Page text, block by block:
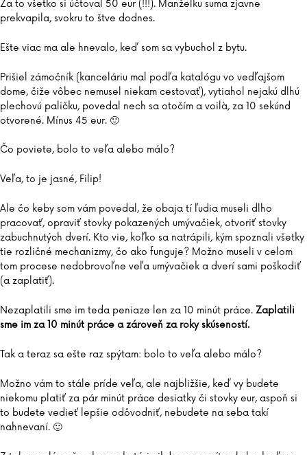
Za to všetko si účtoval 50 eur (!!!). Manželku suma zjavne
prekvapila, svokru to štve dodnes.
Ešte viac ma ale hnevalo, keď som sa vybuchol z bytu.
Prišiel zámočník (kanceláriu mal podľa katalógu vo vedľajšom
dome, čiže vôbec nemusel niekam cestovať), vytiahol nejakú dlhú
plechovú paličku, povedal nech sa otočím a voilà, za 10 sekúnd
otvorené. Mínus 45 eur. 🙂
Čo poviete, bolo to veľa alebo málo?
Veľa, to je jasné, Filip!
Ale čo keby som vám povedal, že obaja tí ľudia museli dlho
pracovať, opraviť stovky pokazených umývačiek, otvoriť stovky
zabuchnutých dverí. Kto vie, koľko sa natrápili, kým spoznali všetky
tie rozličné mechanizmy, čo ako funguje? Možno museli v celom
tom procese nedobrovoľne veľa umývačiek a dverí sami poškodiť
(a zaplatiť).
Nezaplatili sme im teda peniaze len za 10 minút práce. Zaplatili
sme im za 10 minút práce a zároveň za roky skúseností.
Tak a teraz sa ešte raz spýtam: bolo to veľa alebo málo?
Možno vám to stále príde veľa, ale najbližšie, keď vy budete
niekomu platiť za pár minút práce desiatky či stovky eur, aspoň si
to budete vedieť lepšie odôvodniť, nebudete na seba takí
nahnevaní. 🙂